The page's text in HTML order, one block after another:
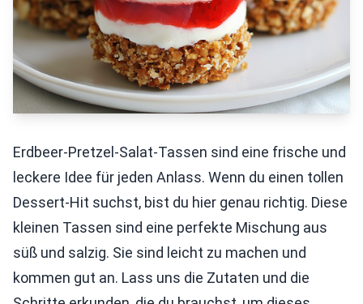
Erdbeer-Pretzel-Salat-Tassen sind eine frische und
leckere Idee für jeden Anlass. Wenn du einen tollen
Dessert-Hit suchst, bist du hier genau richtig. Diese
kleinen Tassen sind eine perfekte Mischung aus
süß und salzig. Sie sind leicht zu machen und
kommen gut an. Lass uns die Zutaten und die